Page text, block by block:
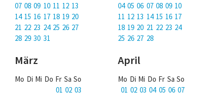
Magazine
Über uns
Mac Life+
07 08 09 10 11 12 13
14 15 16 17 18 19 20
21 22 23 24 25 26 27
28 29 30 31
04 05 06 07 08 09 10
11 12 13 14 15 16 17
18 19 20 21 22 23 24
25 26 27 28
März
Mo Di Mi Do Fr Sa So
01 02 03
April
Mo Di Mi Do Fr Sa So
01 02 03 04 05 06 07